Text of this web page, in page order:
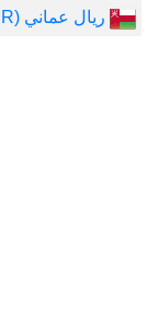
ريال عماني (OMR)